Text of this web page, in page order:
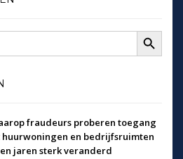
Zoekknop
fraudeurs proberen toegang
en bedrijfsruimten
jaren sterk veranderd